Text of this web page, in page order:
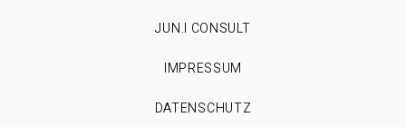
JUN.I CONSULT
IMPRESSUM
DATENSCHUTZ